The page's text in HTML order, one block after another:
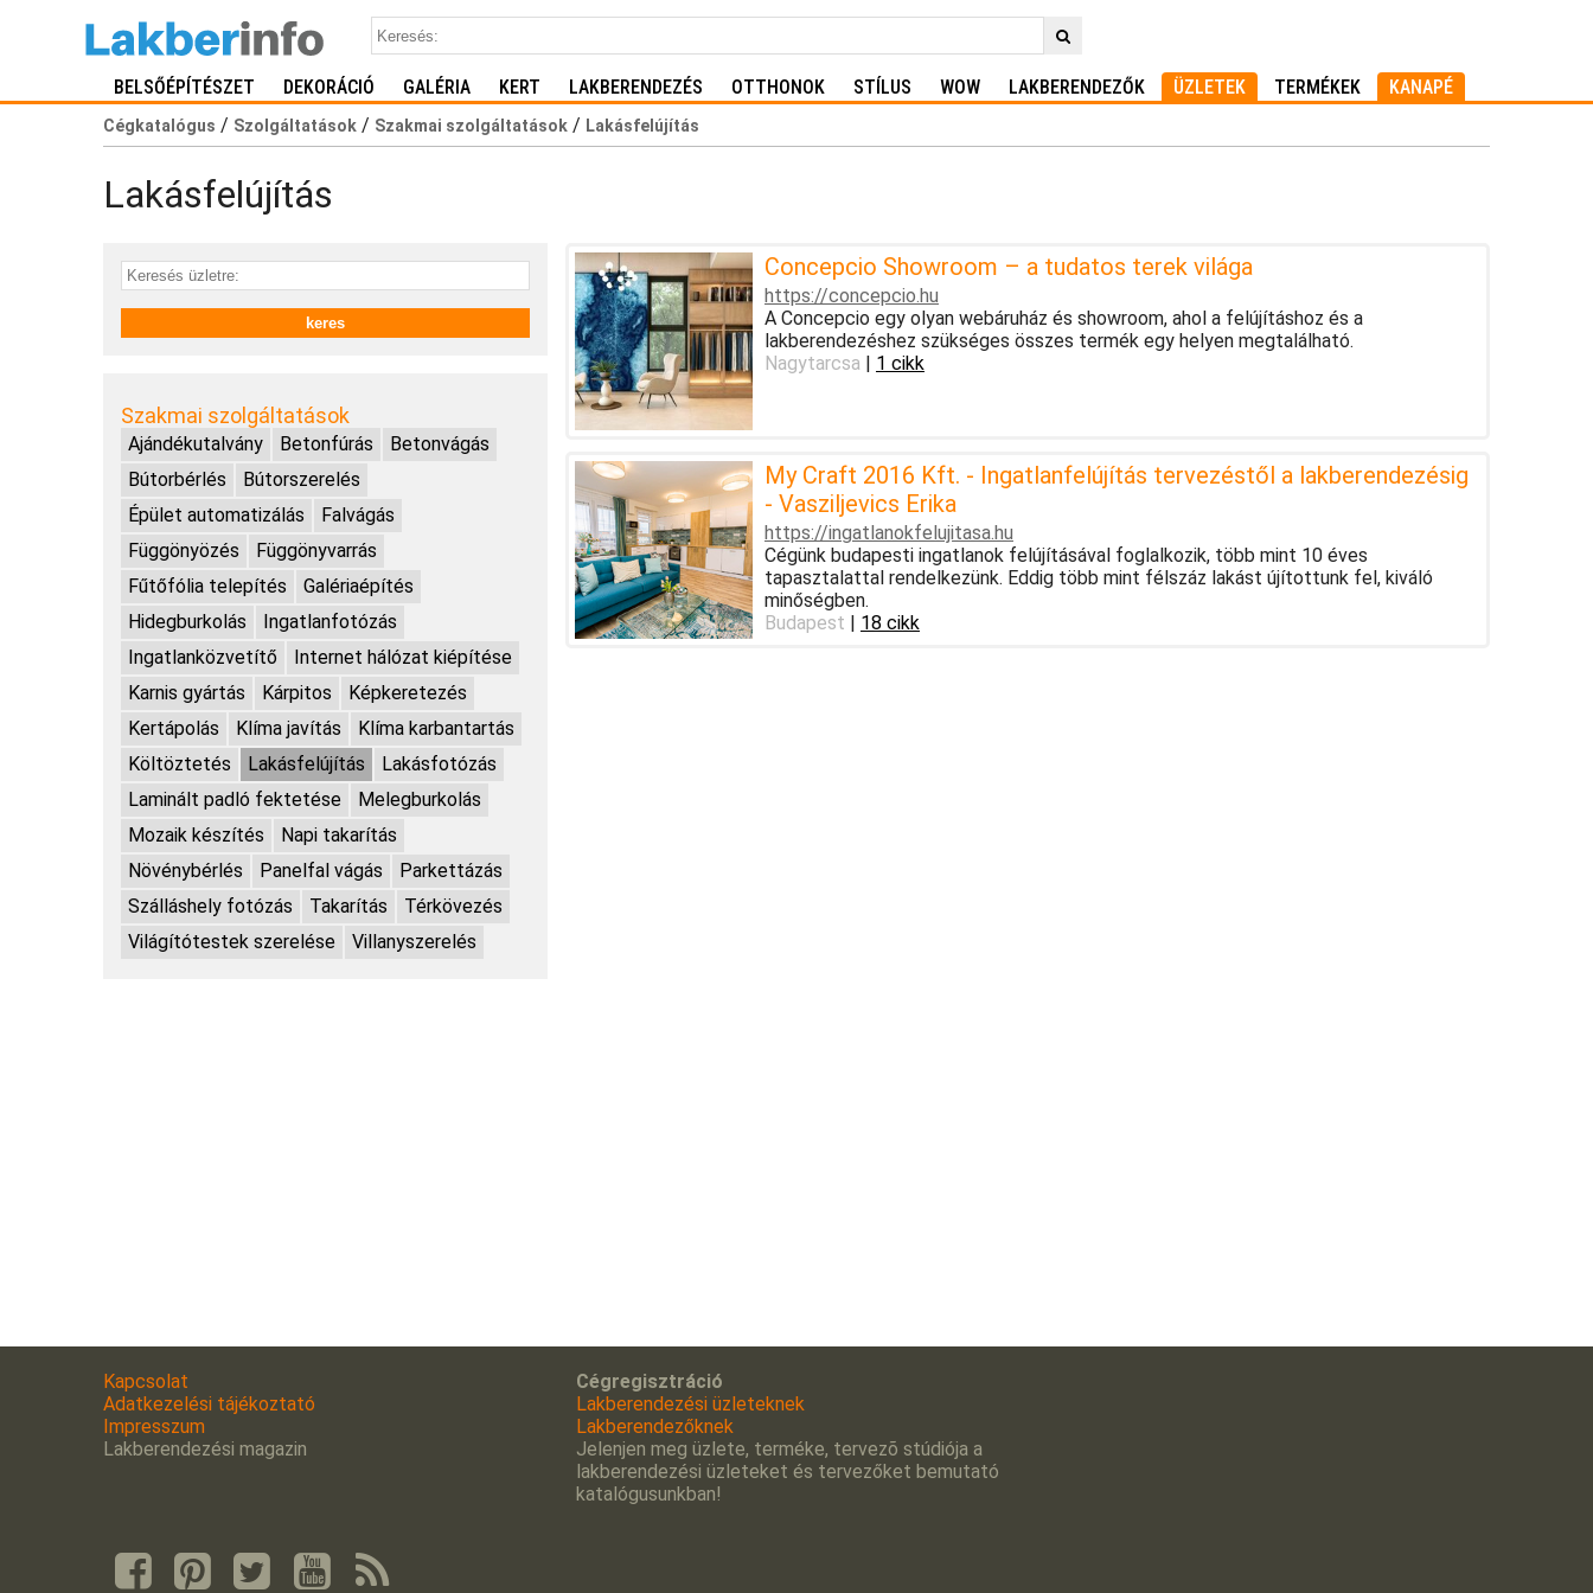
BELSŐÉPÍTÉSZET DEKORÁCIÓ GALÉRIA KERT LAKBERENDEZÉS OTTHONOK STÍLUS WOW LAKBERENDEZŐK ÜZLETEK TERMÉKEK KANAPÉ
Cégkatalógus / Szolgáltatások / Szakmai szolgáltatások / Lakásfelújítás
Lakásfelújítás
Szakmai szolgáltatások
Ajándékutalvány Betonfúrás
Betonvágás
Bútorbérlés
Bútorszerelés
Épület automatizálás
Falvágás
Függönyözés
Függönyvarrás
Fűtőfólia telepítés
Galériaépítés
Hidegburkolás
Ingatlanfotózás
Ingatlanközvetítő
Internet hálózat kiépítése
Karnis gyártás
Kárpitos
Képkeretezés
Kertápolás
Klíma javítás
Klíma karbantartás
Költöztetés
Lakásfelújítás
Lakásfotózás
Laminált padló fektetése
Melegburkolás
Mozaik készítés
Napi takarítás
Növénybérlés
Panelfal vágás
Parkettázás
Szálláshely fotózás
Takarítás
Térkövezés
Világítótestek szerelése
Villanyszerelés
Concepcio Showroom – a tudatos terek világa
https://concepcio.hu
A Concepcio egy olyan webáruház és showroom, ahol a felújításhoz és a
lakberendezéshez szükséges összes termék egy helyen megtalálható.
Nagytarcsa | 1 cikk
My Craft 2016 Kft. - Ingatlanfelújítás tervezéstől a lakberendezésig
- Vasziljevics Erika
https://ingatlanokfelujitasa.hu
Cégünk budapesti ingatlanok felújításával foglalkozik, több mint 10 éves
tapasztalattal rendelkezünk. Eddig több mint félszáz lakást újítottunk fel, kiváló
minőségben.
Budapest | 18 cikk
Kapcsolat
Adatkezelési tájékoztató
Impresszum
Lakberendezési magazin
Cégregisztráció
Lakberendezési üzleteknek
Lakberendezőknek
Jelenjen meg üzlete, terméke, tervezõ stúdiója a
lakberendezési üzleteket és tervezőket bemutató
katalógusunkban!